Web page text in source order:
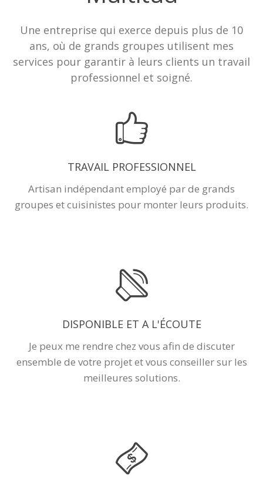
Une entreprise qui exerce depuis plus de 10
ans, où de grands groupes utilisent mes
services pour garantir à leurs clients un travail
professionnel et soigné.
TRAVAIL PROFESSIONNEL
Artisan indépendant employé par de grands
groupes et cuisinistes pour monter leurs produits.
DISPONIBLE ET A L'ÉCOUTE
Je peux me rendre chez vous afin de discuter
ensemble de votre projet et vous conseiller sur les
meilleures solutions.